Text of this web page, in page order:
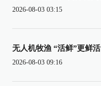
2026-08-03 03:15
无人机牧渔 “活鲜”更鲜活
2026-08-03 09:16